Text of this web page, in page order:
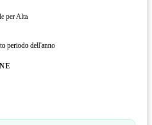
per Alta
periodo dell'anno